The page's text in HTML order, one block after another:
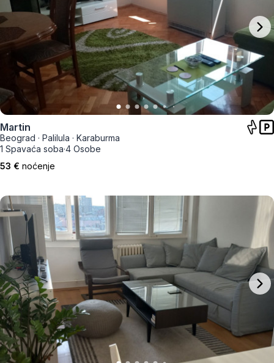
Martin
Beograd · Palilula · Karaburma
1 Spavaća soba·4 Osobe
53 € noćenje